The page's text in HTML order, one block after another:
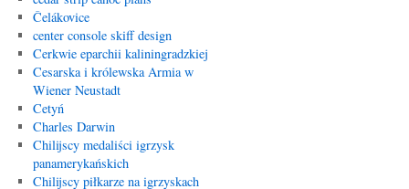
Čelákovice
center console skiff design
Cerkwie eparchii kaliningradzkiej
Cesarska i królewska Armia w
Wiener Neustadt
Cetyń
Charles Darwin
Chilijscy medaliści igrzysk
panamerykańskich
Chilijscy piłkarze na igrzyskach